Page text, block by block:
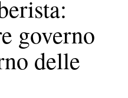
governo
delle